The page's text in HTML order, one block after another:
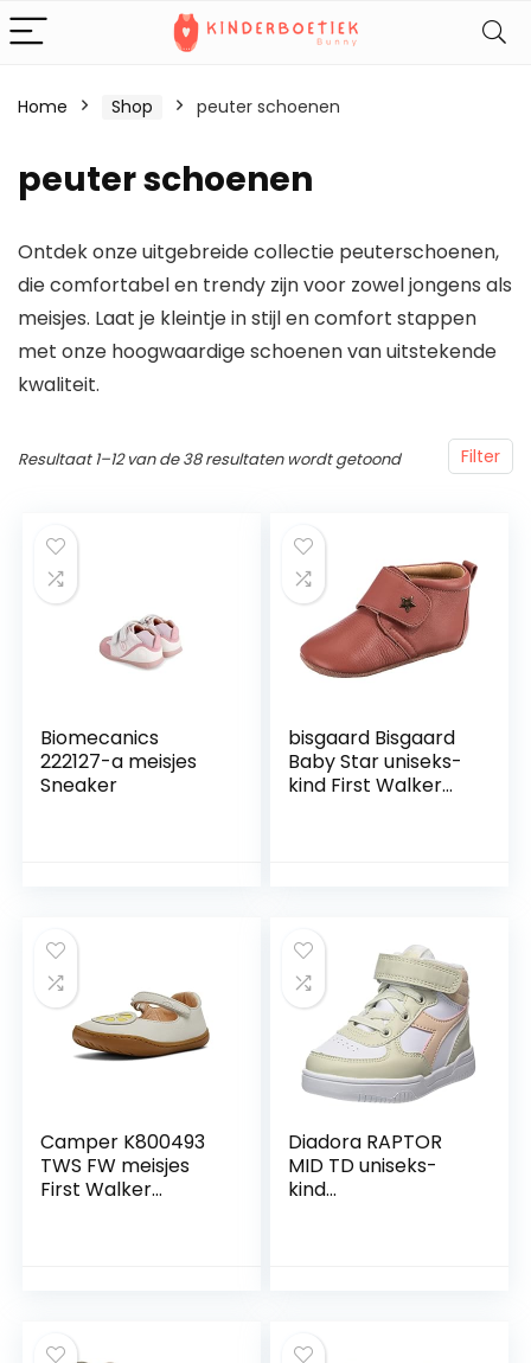
Home Shop peuter schoenen
peuter schoenen
Ontdek onze uitgebreide collectie peuterschoenen,
die comfortabel en trendy zijn voor zowel jongens als
meisjes. Laat je kleintje in stijl en comfort stappen
met onze hoogwaardige schoenen van uitstekende
kwaliteit.
Filter
Resultaat 1–12 van de 38 resultaten wordt getoond
Biomecanics
222127-a meisjes
Sneaker
bisgaard Bisgaard
Baby Star uniseks-
kind First Walker
Camper K800493
TWS FW meisjes
First Walker
Diadora RAPTOR
MID TD uniseks-
kind